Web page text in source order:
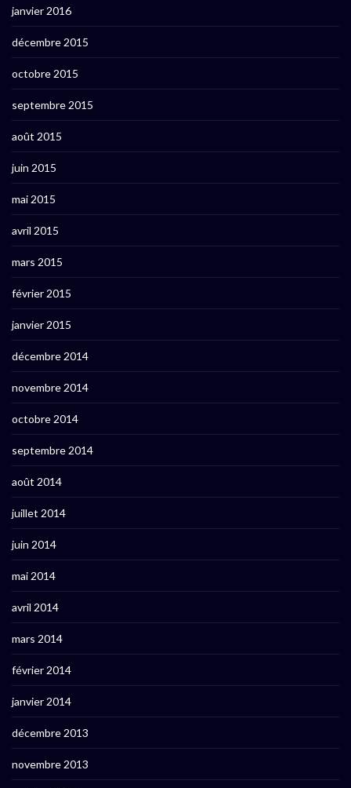
janvier 2016
décembre 2015
octobre 2015
septembre 2015
août 2015
juin 2015
mai 2015
avril 2015
mars 2015
février 2015
janvier 2015
décembre 2014
novembre 2014
octobre 2014
septembre 2014
août 2014
juillet 2014
juin 2014
mai 2014
avril 2014
mars 2014
février 2014
janvier 2014
décembre 2013
novembre 2013